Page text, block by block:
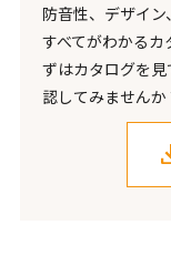
防音性、デザイ
すべてがわかる
ずはカタログを
認してみませんか